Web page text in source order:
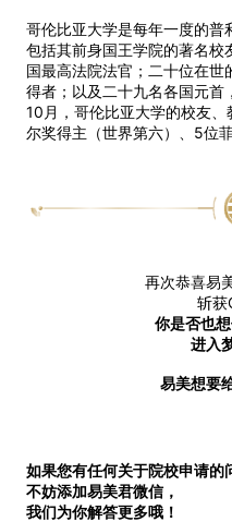
哥伦比亚大学是每年一度的
包括其前身国王学院的著名校
国最高法院法官；二十位在
得者；以及二十九名各国元
10月，哥伦比亚大学的校友
尔奖得主（世界第六）、5位
再次恭喜易
斩获
你是否也
进入
易美想要
如果您有任何关于院校申请的
不妨添加易美君微信，
我们为你解答更多哦！